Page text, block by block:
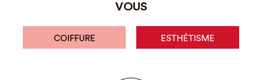
VOUS
COIFFURE ESTHÉTISME